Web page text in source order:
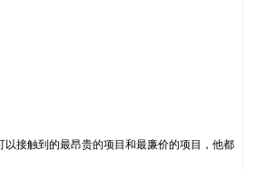
接触到的最昂贵的项目和最廉价的项目，他都